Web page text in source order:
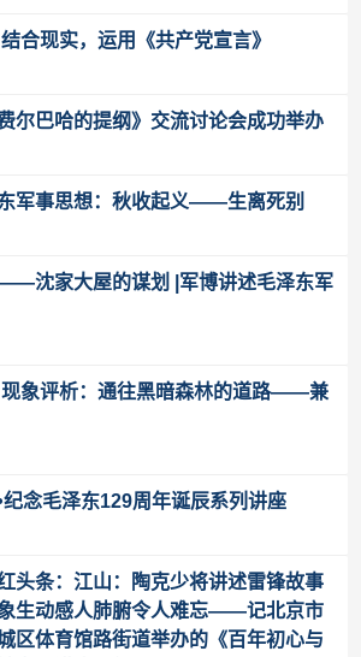
合现实，运用《共产党宣言》
尔巴哈的提纲》交流讨论会成功举办
军事思想：秋收起义——生离死别
沈家大屋的谋划 |军博讲述毛泽东军
现象评析：通往黑暗森林的道路——兼
纪念毛泽东129周年诞辰系列讲座
头条：江山：陶克少将讲述雷锋故事
生动感人肺腑令人难忘——记北京市
区体育馆路街道举办的《百年初心与